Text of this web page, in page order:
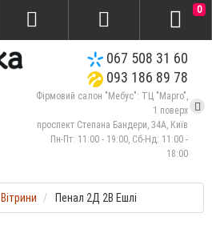
067 508 31 60
093 186 89 78
Фірмовий салон "Мебус": ТЦ "Марго",
1 поверх
проспект Степана Бандери, 34А, Київ
Пн-Пт: 11:00 - 19:00, Сб-Нд: 11:00 -
18:00
0
Вітрини Пенал 2Д 2В Ешлі